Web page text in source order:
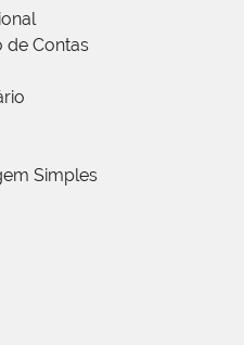
de Contas
Simples